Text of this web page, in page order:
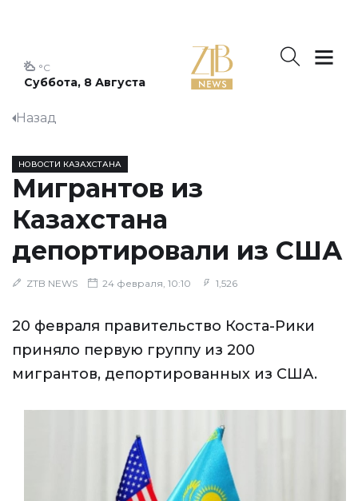
Суббота, 8 Августа
°C
Назад
НОВОСТИ КАЗАХСТАНА
Мигрантов из
Казахстана
депортировали из США
ZTB NEWS 24 февраля, 10:10 1,526
20 февраля правительство Коста-Рики
приняло первую группу из 200
мигрантов, депортированных из США.